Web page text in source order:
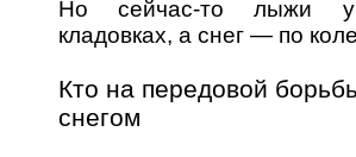
Но сейчас-то лыжи
кладовках, а снег — по
Кто на передовой
снегом